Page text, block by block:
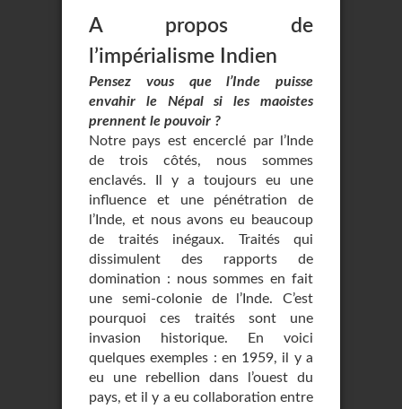
A propos de
l’impérialisme Indien
Pensez vous que l’Inde puisse
envahir le Népal si les maoistes
prennent le pouvoir ?
Notre pays est encerclé par l’Inde
de trois côtés, nous sommes
enclavés. Il y a toujours eu une
influence et une pénétration de
l’Inde, et nous avons eu beaucoup
de traités inégaux. Traités qui
dissimulent des rapports de
domination : nous sommes en fait
une semi-colonie de l’Inde. C’est
pourquoi ces traités sont une
invasion historique. En voici
quelques exemples : en 1959, il y a
eu une rebellion dans l’ouest du
pays, et il y a eu collaboration entre